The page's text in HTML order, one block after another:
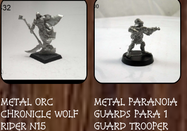
METAL ORC
CHRONICLE WOLF
RIDER N15
METAL PARANOIA
GUARDS PARA 1
GUARD TROOPER